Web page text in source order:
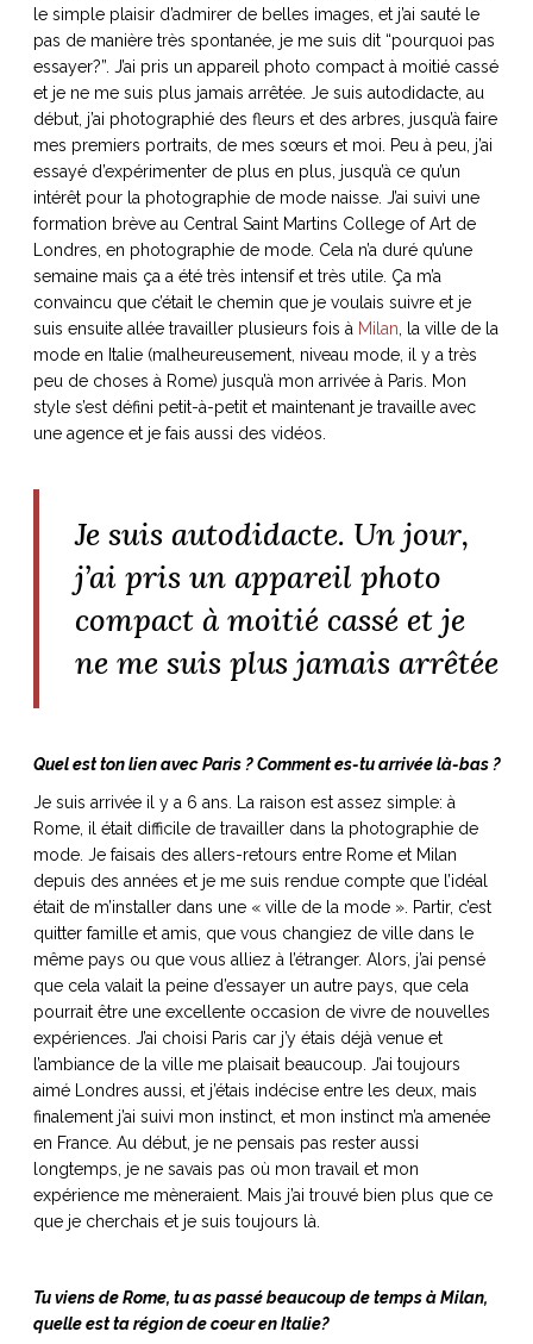
le simple plaisir d’admirer de belles images, et j’ai sauté le
pas de manière très spontanée, je me suis dit “pourquoi pas
essayer?”. J’ai pris un appareil photo compact à moitié cassé
et je ne me suis plus jamais arrêtée. Je suis autodidacte, au
début, j’ai photographié des fleurs et des arbres, jusqu’à faire
mes premiers portraits, de mes sœurs et moi. Peu à peu, j’ai
essayé d’expérimenter de plus en plus, jusqu’à ce qu’un
intérêt pour la photographie de mode naisse. J’ai suivi une
formation brève au Central Saint Martins College of Art de
Londres, en photographie de mode. Cela n’a duré qu’une
semaine mais ça a été très intensif et très utile. Ça m’a
convaincu que c’était le chemin que je voulais suivre et je
suis ensuite allée travailler plusieurs fois à Milan, la ville de la
mode en Italie (malheureusement, niveau mode, il y a très
peu de choses à Rome) jusqu’à mon arrivée à Paris. Mon
style s’est défini petit-à-petit et maintenant je travaille avec
une agence et je fais aussi des vidéos.
Je suis autodidacte. Un jour,
j’ai pris un appareil photo
compact à moitié cassé et je
ne me suis plus jamais arrêtée
Quel est ton lien avec Paris ? Comment es-tu arrivée là-bas ?
Je suis arrivée il ​​y a 6 ans. La raison est assez simple: à
Rome, il était difficile de travailler dans la photographie de
mode. Je faisais des allers-retours entre Rome et Milan
depuis des années et je me suis rendue compte que l’idéal
était de m’installer dans une « ville de la mode ». Partir, c’est
quitter famille et amis, que vous changiez de ville dans le
même pays ou que vous alliez à l’étranger. Alors, j’ai pensé
que cela valait la peine d’essayer un autre pays, que cela
pourrait être une excellente occasion de vivre de nouvelles
expériences. J’ai choisi Paris car j’y étais déjà venue et
l’ambiance de la ville me plaisait beaucoup. J’ai toujours
aimé Londres aussi, et j’étais indécise entre les deux, mais
finalement j’ai suivi mon instinct, et mon instinct m’a amenée
en France. Au début, je ne pensais pas rester aussi
longtemps, je ne savais pas où mon travail et mon
expérience me mèneraient. Mais j’ai trouvé bien plus que ce
que je cherchais et je suis toujours là.
Tu viens de Rome, tu as passé beaucoup de temps à Milan,
quelle est ta région de coeur en Italie?